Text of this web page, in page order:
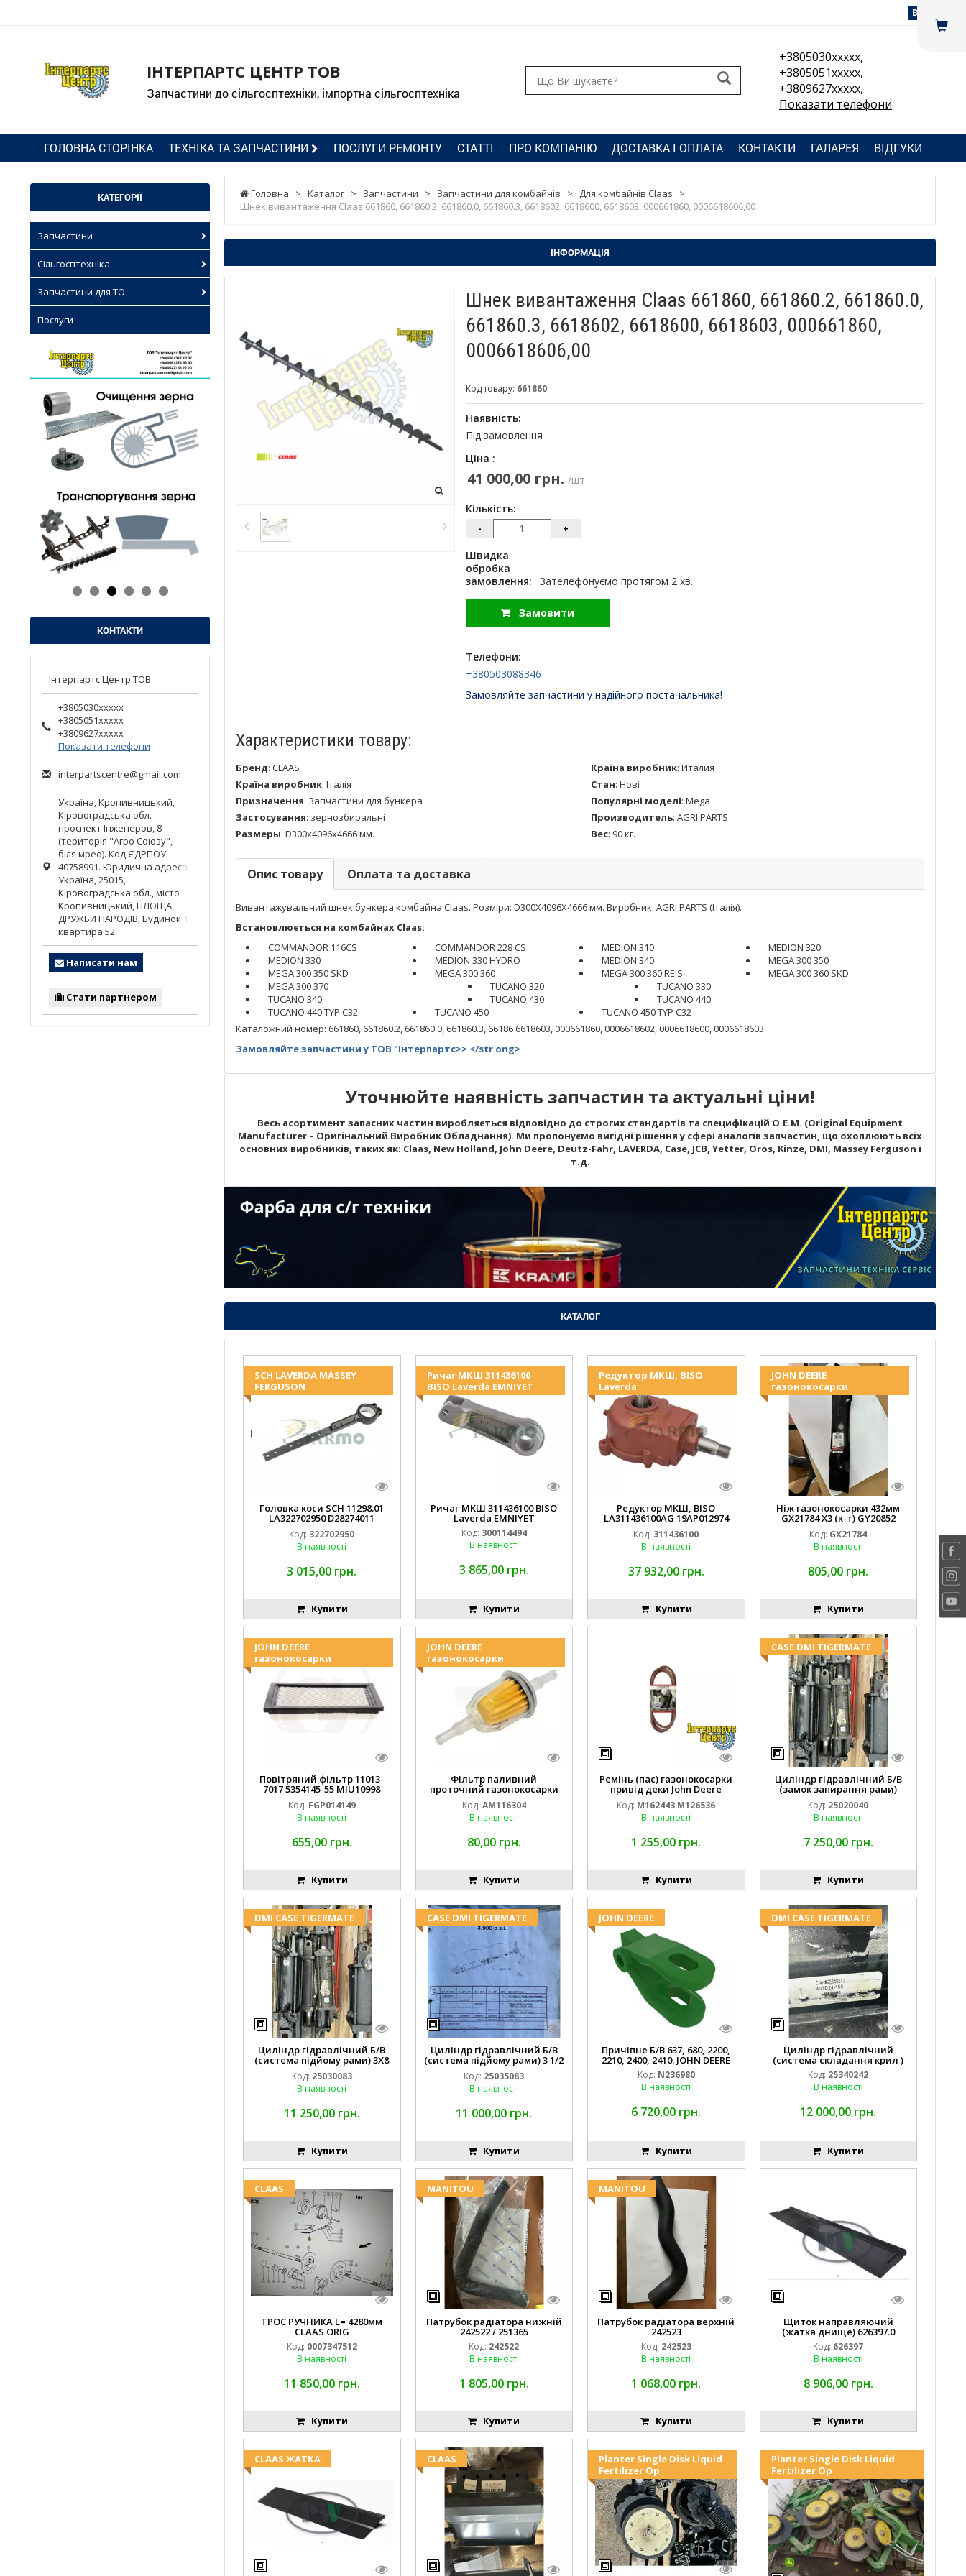
Вхід
ІНТЕРПАРТС ЦЕНТР ТОВ
Запчастини до сільгосптехніки, імпортна сільгосптехніка
+3805030xxxxx,
+3805051xxxxx,
+3809627xxxxx,
Показати телефони
ГОЛОВНА СТОРІНКА ТЕХНІКА ТА ЗАПЧАСТИНИ ПОСЛУГИ РЕМОНТУ СТАТТІ ПРО КОМПАНІЮ ДОСТАВКА І ОПЛАТА КОНТАКТИ ГАЛАРЕЯ ВІДГУКИ
Головна > Каталог > Запчастини > Запчастини для комбайнів > Для комбайнів Claas
>
Шнек вивантаження Claas 661860, 661860.2, 661860.0, 661860.3, 6618602, 6618600, 6618603, 000661860, 0006618606,00
ІНФОРМАЦІЯ
Шнек вивантаження Claas 661860, 661860.2, 661860.0,
661860.3, 6618602, 6618600, 6618603, 000661860,
0006618606,00
Код товару: 661860
Наявність:
Під замовлення
Ціна :
41 000,00 грн. /шт
Кількість:
- +
Швидка
обробка
замовлення:
Зателефонуємо протягом 2 хв.
Замовити
Телефони:
+380503088346
Замовляйте запчастини у надійного постачальника!
Характеристики товару:
Бренд: CLAAS Країна виробник: Италия
Країна виробник: Італія Стан: Нові
Призначення: Запчастини для бункера Популярні моделі: Mega
Застосування: зернозбиральні Производитель: AGRI PARTS
Размеры: D300х4096х4666 мм. Вес: 90 кг.
Опис товару Оплата та доставка
Вивантажувальний шнек бункера комбайна Claas. Розміри: D300X4096X4666 мм. Виробник: AGRI PARTS (Італія).
Встановлюється на комбайнах Claas:
COMMANDOR 116CS
COMMANDOR 228 CS MEDION 310
MEDION 320
MEDION 330
MEDION 330 HYDRO MEDION 340
MEGA 300 350
MEGA 300 350 SKD
MEGA 300 360 MEGA 300 360 REIS
MEGA 300 360 SKD
MEGA 300 370
TUCANO 320
TUCANO 330
TUCANO 340
TUCANO 430
TUCANO 440
TUCANO 440 TYP C32
TUCANO 450
TUCANO 450 TYP C32
Каталожний номер: 661860, 661860.2, 661860.0, 661860.3, 66186 6618603, 000661860, 0006618602, 0006618600, 0006618603.
Замовляйте запчастини у ТОВ "Інтерпартс>> </str ong>
Уточнюйте наявність запчастин та актуальні ціни!
Весь асортимент запасних частин виробляється відповідно до строгих стандартів та специфікацій O.E.M. (Original Equipment
Manufacturer – Оригінальний Виробник Обладнання). Ми пропонуємо вигідні рішення у сфері аналогів запчастин, що охоплюють всіх
основних виробників, таких як: Claas, New Holland, John Deere, Deutz-Fahr, LAVERDA, Case, JCB, Yetter, Oros, Kinze, DMI, Massey Ferguson і
т.д.
КАТАЛОГ
SCH LAVERDA MASSEY
FERGUSON
Головка коси SCH 11298.01
LA322702950 D28274011
EMNIYET
Код: 322702950
В наявності
3 015,00 грн.
Купити
Ричаг МКШ 311436100
BISO Laverda EMNIYET
Ричаг МКШ 311436100 BISO
Laverda EMNIYET
Код: 300114494
В наявності
3 865,00 грн.
Купити
Редуктор МКШ, BISO
Laverda
Редуктор МКШ, BISO
LA311436100AG 19AP012974
Laverda EMNIYET
Код: 311436100
В наявності
37 932,00 грн.
Купити
JOHN DEERE
газонокосарки
Ніж газонокосарки 432мм
GX21784 X3 (к-т) GY20852
AM137757 AM141035
Код: GX21784
В наявності
805,00 грн.
Купити
JOHN DEERE
газонокосарки
Повітряний фільтр 11013-
7017 5354145-55 MIU10998
FGP014149
Код: FGP014149
В наявності
655,00 грн.
Купити
JOHN DEERE
газонокосарки
Фільтр паливний
проточний газонокосарки
JOHN DEERE AM116304 GY20709
Код: AM116304
В наявності
80,00 грн.
Купити
Ремінь (пас) газонокосарки
привід деки John Deere
M162443 M126536
Код: M162443 M126536
В наявності
1 255,00 грн.
Купити
CASE DMI TIGERMATE
Циліндр гідравлічний Б/В
(замок запирання рами)
2''X4'' 25320040
Код: 25020040
В наявності
7 250,00 грн.
Купити
DMI CASE TIGERMATE
Циліндр гідравлічний Б/В
(система підйому рами) 3X8
87423768
Код: 25030083
В наявності
11 250,00 грн.
Купити
CASE DMI TIGERMATE
Циліндр гідравлічний Б/В
(система підйому рами) 3 1/2
84255910
Код: 25035083
В наявності
11 000,00 грн.
Купити
JOHN DEERE
Причіпне Б/В 637, 680, 2200,
2210, 2400, 2410. JOHN DEERE
Код: N236980
В наявності
6 720,00 грн.
Купити
DMI CASE TIGERMATE
Циліндр гідравлічний
(система складання крил )
Код: 25340242
В наявності
12 000,00 грн.
Купити
CLAAS
ТРОС РУЧНИКА L= 4280мм
CLAAS ORIG
Код: 0007347512
В наявності
11 850,00 грн.
Купити
MANITOU
Патрубок радіатора нижній
242522 / 251365
Код: 242522
В наявності
1 805,00 грн.
Купити
MANITOU
Патрубок радіатора верхній
242523
Код: 242523
В наявності
1 068,00 грн.
Купити
Щиток направляючий
(жатка днище) 626397.0
Код: 626397
В наявності
8 906,00 грн.
Купити
CLAAS ЖАТКА CLAAS
Planter Single Disk Liquid
Fertilizer Op
Planter Single Disk Liquid
Fertilizer Op
КАТЕГОРІЇ
Запчастини
Сільгосптехніка
Запчастини для ТО
Послуги
КОНТАКТИ
Інтерпартс Центр ТОВ
+3805030xxxxx
+3805051xxxxx
+3809627xxxxx
Показати телефони
interpartscentre@gmail.com
Україна, Кропивницький
Кіровоградська обл.
проспект Інженеров, 8
(територія "Агро Союзу",
біля мрео). Код ЄДРПОУ
40758991. Юридична адреса:
Україна, 25015,
Кіровоградська обл., місто
Кропивницький, ПЛОЩА
ДРУЖБИ НАРОДІВ, Будинок 1,
квартира 52
Написати нам
Стати партнером